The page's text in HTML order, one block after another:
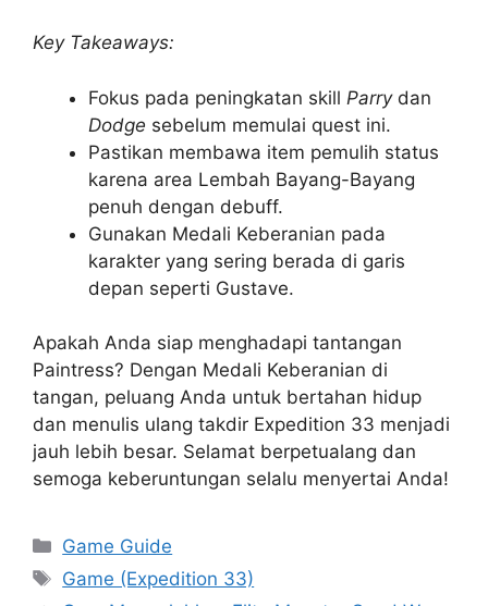
Key Takeaways:
Fokus pada peningkatan skill Parrydan
Dodge sebelum memulai quest ini.
Pastikan membawa item pemulih status
karena area Lembah Bayang-Bayang
penuh dengan debuff.
Gunakan Medali Keberanian pada
karakter yang sering berada di garis
depan seperti Gustave.
Apakah Anda siap menghadapi tantangan
Paintress? Dengan Medali Keberanian di
tangan, peluang Anda untuk bertahan hidup
dan menulis ulang takdir Expedition 33 menjadi
jauh lebih besar. Selamat berpetualang dan
semoga keberuntungan selalu menyertai Anda!
Categories
Game Guide
Tags
Game (Expedition 33)